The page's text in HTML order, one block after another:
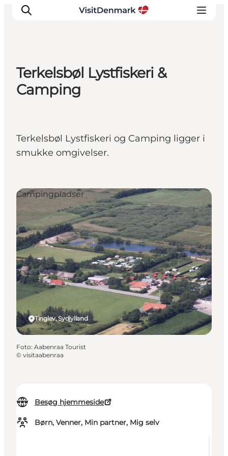
Inspiration
Destinationer
Planlæg ferien
Terkelsbøl Lystfiskeri &
Camping
Terkelsbøl Lystfiskeri og Camping ligger i
smukke omgivelser.
Besøg hjemmeside
Børn, Venner, Min partner, Mig selv
Tinglev, Sydjylland
Campingpladser
Foto: Aabenraa Tourist
© visitaabenraa